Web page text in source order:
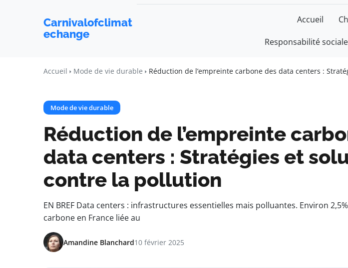
Carnivalofclimat
echange
Accueil
Responsabilité
Accueil Mode de vie durable Réduction de l’empreinte carbone des data centers :
Mode de vie durable
Réduction de l’empreinte
data centers : Stratégies et
contre la pollution
EN BREF Data centers : infrastructures essentielles mais polluantes. Environ
carbone en France liée au
Amandine Blanchard10 février 2025